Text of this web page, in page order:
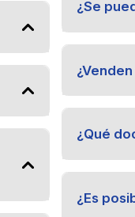
¿Se
¿Qué
¿Es